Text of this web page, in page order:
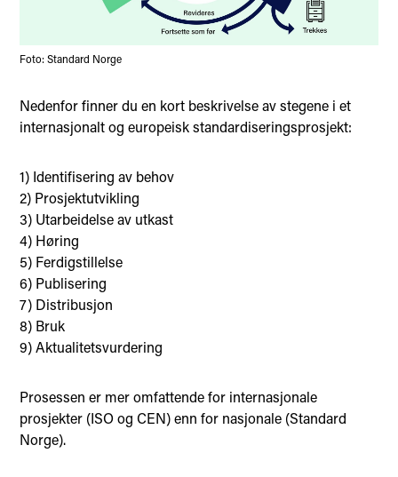
Foto: Standard Norge
Nedenfor finner du en kort beskrivelse av stegene i et
internasjonalt og europeisk standardiseringsprosjekt:
1) Identifisering av behov
2) Prosjektutvikling
3) Utarbeidelse av utkast
4) Høring
5) Ferdigstillelse
6) Publisering
7) Distribusjon
8) Bruk
9) Aktualitetsvurdering
Prosessen er mer omfattende for internasjonale
prosjekter (ISO og CEN) enn for nasjonale (Standard
Norge).